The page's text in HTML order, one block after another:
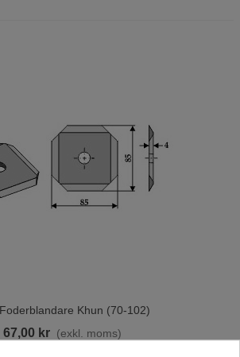
Khun (70-102)
67,00 kr (exkl. moms)